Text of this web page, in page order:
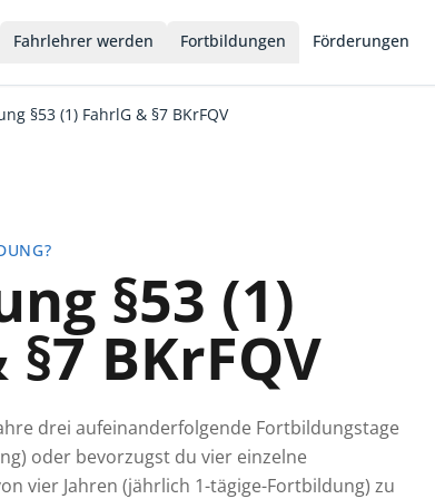
Fahrlehrer werden Fortbildungen Förderungen
§53 (1) FahrlG & §7 BKrFQV
§53 (1)
BKrFQV
drei aufeinanderfolgende Fortbildungstage
oder bevorzugst du vier einzelne
vier Jahren (jährlich 1-tägige-Fortbildung) zu